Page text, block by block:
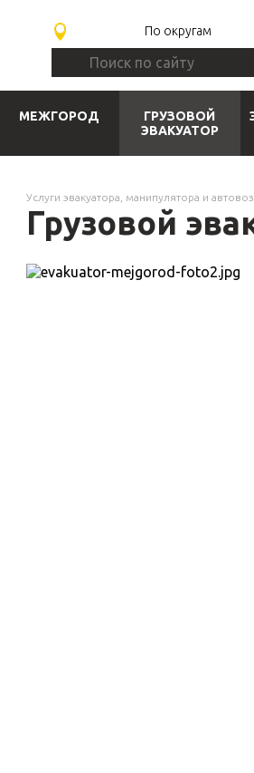
По округам
МЕЖГОРОД
ГРУЗОВОЙ
ЭВАКУАТОР
Услуги эвакуатора, манипулятора и
Грузовой